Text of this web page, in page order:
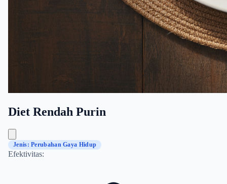
Diet Rendah Purin
Jenis: Perubahan Gaya Hidup
Efektivitas: